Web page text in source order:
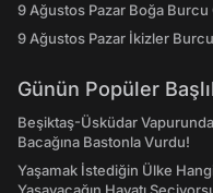
9 Ağustos Pazar Boğa Burcu
9 Ağustos Pazar İkizler
Günün Popüler
Beşiktaş-Üsküdar Vapurunda
Bacağına Bastonla Vurdu!
Yaşamak İstediğin Ülke